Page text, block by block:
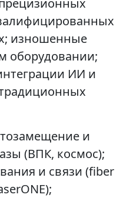
изношенные
оборудовании;
ИИ и
и
(ВПК, космос);
и связи (fiber